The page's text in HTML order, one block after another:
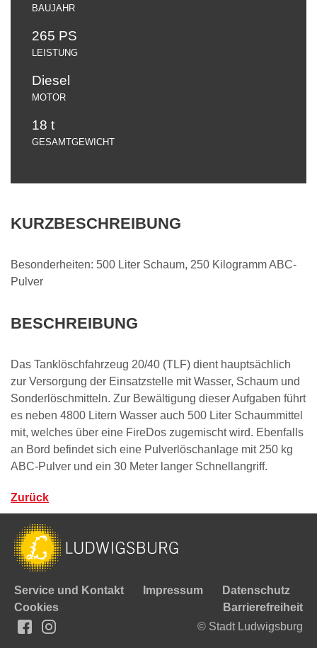
BAUJAHR
LEISTUNG
265 PS
MOTOR
Diesel
GESAMTGEWICHT
18 t
KURZBESCHREIBUNG
Besonderheiten: 500 Liter Schaum, 250 Kilogramm ABC-
Pulver
BESCHREIBUNG
Das Tanklöschfahrzeug 20/40 (TLF) dient hauptsächlich
zur Versorgung der Einsatzstelle mit Wasser, Schaum und
Sonderlöschmitteln. Zur Bewältigung dieser Aufgaben führt
es neben 4800 Litern Wasser auch 500 Liter Schaummittel
mit, welches über eine FireDos zugemischt wird. Ebenfalls
an Bord befindet sich eine Pulverlöschanlage mit 250 kg
ABC-Pulver und ein 30 Meter langer Schnellangriff.
Zurück
Service und Kontakt Impressum
Datenschutz
Cookies
Barrierefreiheit
© Stadt Ludwigsburg